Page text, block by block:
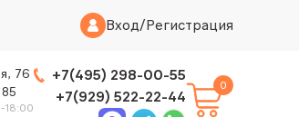
Вход/Регистрация
76
18:00
+7(495) 298-00-55
+7(929) 522-22-44
0